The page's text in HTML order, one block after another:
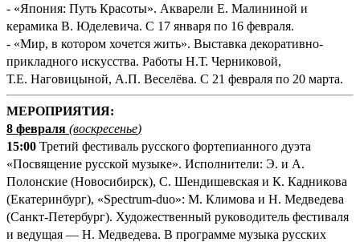
- «Япония: Путь Красоты». Акварели Е. Малининой и
керамика В. Юделевича. С 17 января по 16 февраля.
- «Мир, в котором хочется жить». Выставка декоративно-
прикладного искусства. Работы Н.Т. Черниковой,
Т.Е. Наговицыной, А.П. Веселёва. С 21 февраля по 20 марта.
МЕРОПРИЯТИЯ:
8 февраля (воскресенье)
15:00 Третий фестиваль русского фортепианного дуэта
«Посвящение русской музыке». Исполнители: Э. и А.
Полонские (Новосибирск), С. Шендишевская и К. Кадникова
(Екатеринбург), «Spectrum-duo»: М. Климова и Н. Медведева
(Санкт-Петербург). Художественный руководитель фестиваля
и ведущая — Н. Медведева. В программе музыка русских